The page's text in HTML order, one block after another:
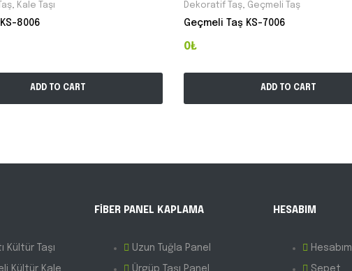
, Kale Taşı
8006
ADD TO CART
Dekoratif Taş, Geçmeli Taş
Geçmeli Taş KS-7006
0₺
ADD TO CART
Kültür Taşı
Kültür Kale
FİBER PANEL KAPLAMA
Uzun Tuğla Panel
Ürgüp Taşı Panel
HESABIM
Hesabım
Sepet